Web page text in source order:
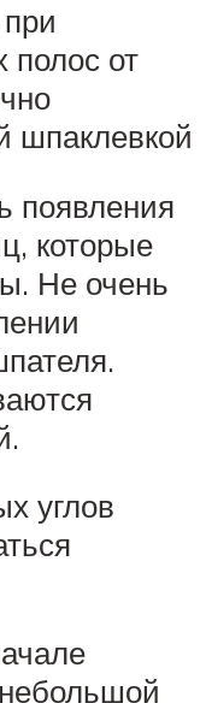
полос от
шпаклевкой
появления
которые
Не очень
углов